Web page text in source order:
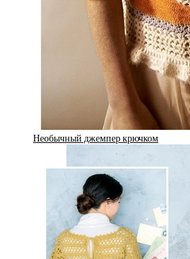
Необычный джемпер крючком